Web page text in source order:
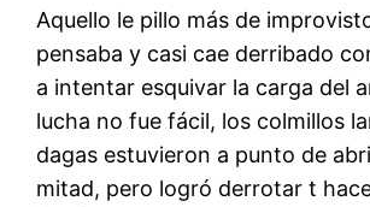
Aquello le pillo más de
pensaba y casi cae derribado
a intentar esquivar la carga del
lucha no fue fácil, los colmillos
dagas estuvieron a punto de
mitad, pero logró derrotar t